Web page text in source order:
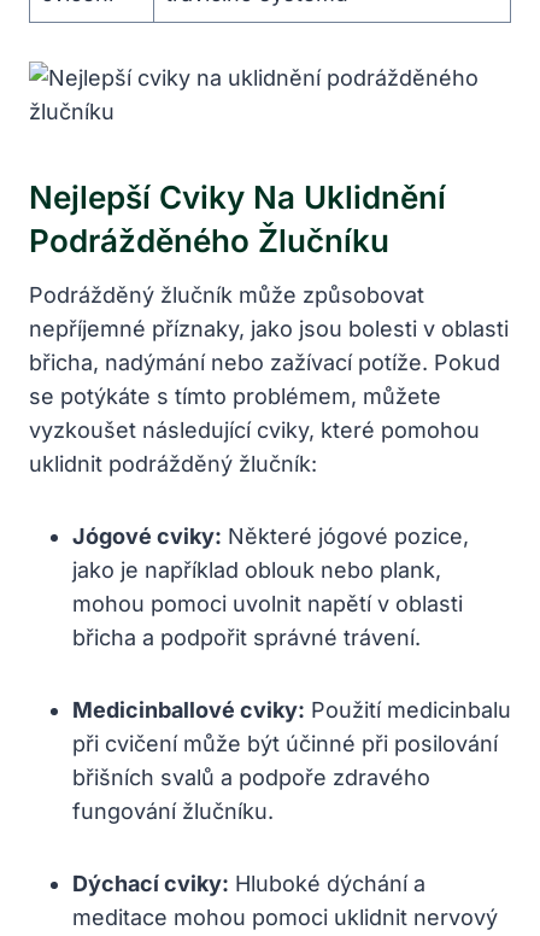
Nejlepší Cviky Na Uklidnění
Podrážděného Žlučníku
Podrážděný žlučník může způsobovat
nepříjemné příznaky, jako jsou bolesti v oblasti
břicha, nadýmání nebo zažívací potíže. Pokud
se potýkáte s tímto problémem, můžete
vyzkoušet následující cviky, které pomohou
uklidnit podrážděný žlučník:
Jógové cviky: Některé jógové pozice,
jako je například oblouk nebo plank,
mohou pomoci uvolnit napětí v oblasti
břicha a podpořit správné trávení.
Medicinballové cviky: Použití medicinbalu
při cvičení může být účinné při posilování
břišních svalů a podpoře zdravého
fungování žlučníku.
Dýchací cviky: Hluboké dýchání a
meditace mohou pomoci uklidnit nervový